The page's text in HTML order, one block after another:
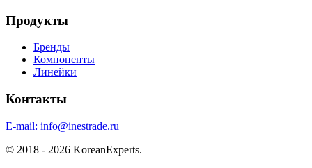
Продукты
Бренды
Компоненты
Линейки
Контакты
E-mail: info@inestrade.ru
© 2018 - 2026 KoreanExperts.